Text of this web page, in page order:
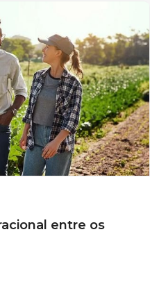
entre os